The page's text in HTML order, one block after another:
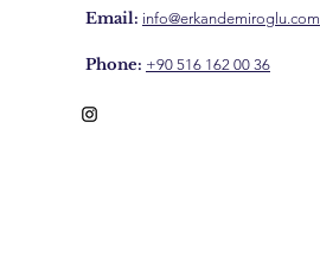
Email: info@erkandemiroglu.com
Phone: +90 516 162 00 36